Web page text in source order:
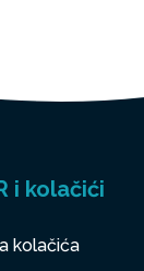
i kolačići
kolačića